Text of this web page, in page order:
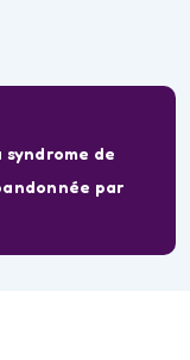
de
par